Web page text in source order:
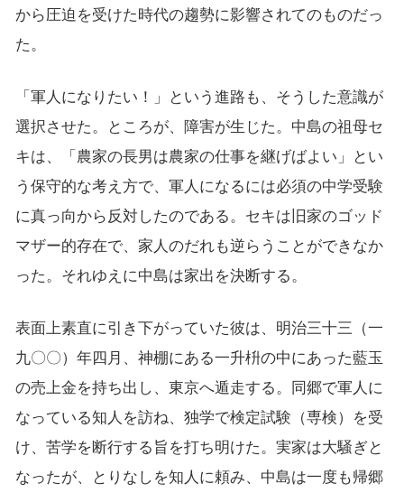
から圧迫を受けた時代の趨勢に影響されてのものだっ
た。
「軍人になりたい！」という進路も、そうした意識が
選択させた。ところが、障害が生じた。中島の祖母セ
キは、「農家の長男は農家の仕事を継げばよい」とい
う保守的な考え方で、軍人になるには必須の中学受験
に真っ向から反対したのである。セキは旧家のゴッド
マザー的存在で、家人のだれも逆らうことができなか
った。それゆえに中島は家出を決断する。
表面上素直に引き下がっていた彼は、明治三十三（一
九〇〇）年四月、神棚にある一升枡の中にあった藍玉
の売上金を持ち出し、東京へ遁走する。同郷で軍人に
なっている知人を訪ね、独学で検定試験（専検）を受
け、苦学を断行する旨を打ち明けた。実家は大騒ぎと
なったが、とりなしを知人に頼み、中島は一度も帰郷